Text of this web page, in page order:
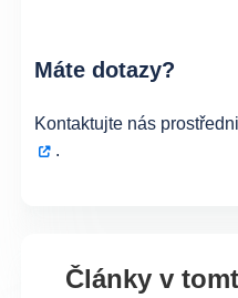
Máte dotazy?
Kontaktujte nás
.
Články v